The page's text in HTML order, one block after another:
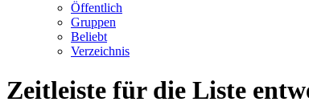
Öffentlich
Gruppen
Beliebt
Verzeichnis
Zeitleiste für die Liste